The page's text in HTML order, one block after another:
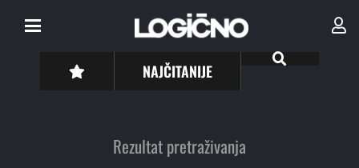
NAJČITANIJE
Rezultat pretraživanja